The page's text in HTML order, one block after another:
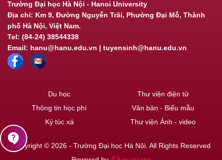
Trường Đại học Hà Nội - Hanoi University
Địa chỉ: Km 9, Đường Nguyễn Trãi, Phường Đại Mỗ, Thành
phố Hà Nội, Việt Nam.
Tel: (84-24) 38544338
Email: hanu@hanu.edu.vn | tuyensinh@hanu.edu.vn
Du học
Thông tin học phí
Ký túc xá
Thư viện điện tử
Văn bản - Biểu mẫu
Thư viện Ảnh - video
Copyright © 2026 - Trường Đại học Hà Nội. All Rights Reserved
contact_support